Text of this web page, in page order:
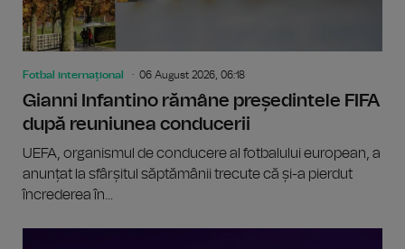
Fotbal internațional 06 August 2026, 06:18
Gianni Infantino rămâne președintele FIFA
după reuniunea conducerii
UEFA, organismul de conducere al fotbalului european, a
anunțat la sfârșitul săptămânii trecute că și-a pierdut
încrederea în...